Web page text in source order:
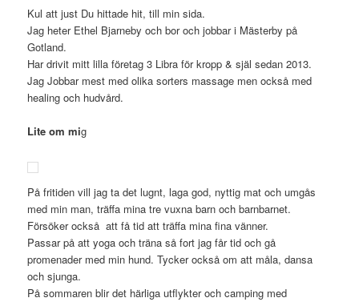
Kul att just Du hittade hit, till min sida.
Jag heter Ethel Bjarneby och bor och jobbar i Mästerby på
Gotland.
Har drivit mitt lilla företag 3 Libra för kropp & själ sedan 2013.
Jag Jobbar mest med olika sorters massage men också med
healing och hudvård.
Lite om mig
På fritiden vill jag ta det lugnt, laga god, nyttig mat och umgås
med min man, träffa mina tre vuxna barn och barnbarnet.
Försöker också att få tid att träffa mina fina vänner.
Passar på att yoga och träna så fort jag får tid och gå
promenader med min hund. Tycker också om att måla, dansa
och sjunga.
På sommaren blir det härliga utflykter och camping med